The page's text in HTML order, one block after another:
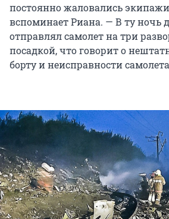
постоянно жаловались экипажи
вспоминает Риана. — В ту ночь
отправлял самолет на три
посадкой, что говорит о
борту и неисправности